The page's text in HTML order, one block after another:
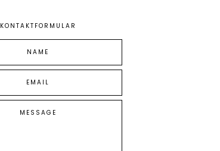
KONTAKTFORMULAR